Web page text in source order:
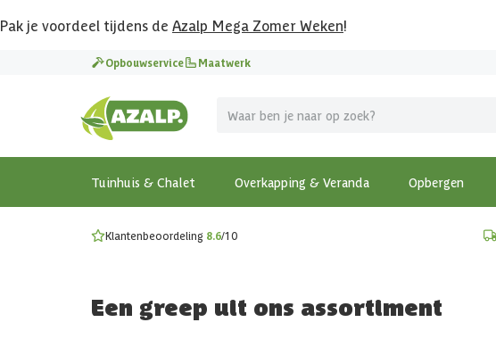
Pak je voordeel tijdens de Azalp Mega Zomer Weken!
Opbouwservice Maatwerk
Tuinhuis & Chalet Overkapping & Veranda Opbergen
Vier vakantie in je tuin
MEGA zomer kortingen op overkappingen en tuinhuizen!
Bekijk de actiemodellen
Gratis wandplankset
Ontdek onze metalen overkappingen
Klantenbeoordeling 8.6/10
Een greep uit ons assortiment